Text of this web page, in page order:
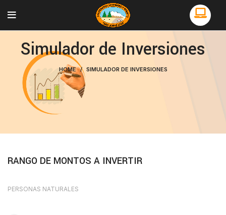
Simulador de Inversiones
HOME SIMULADOR DE INVERSIONES
RANGO DE MONTOS A INVERTIR
PERSONAS NATURALES